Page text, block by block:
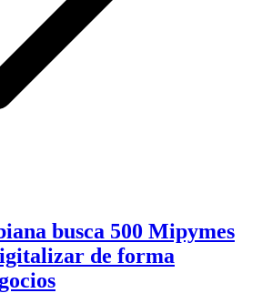
busca 500 Mipymes
de forma